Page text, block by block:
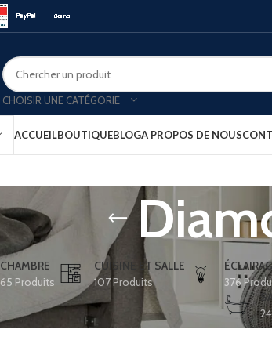
CHOISIR UNE CATÉGORIE
Bouilloires & plateau de courtoisies
Coffres-forts
Porte-bagages
Minibars
Confort clients
ACCUEILBOUTIQUEBLOGA PROPOS DE NOUS
CHAMBRE
65 Produits
CUISINE ET SALLE
107 Produits
376